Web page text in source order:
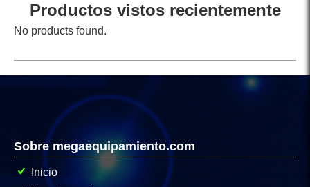
Productos vistos recientemente
No products found.
Sobre megaequipamiento.com
Inicio